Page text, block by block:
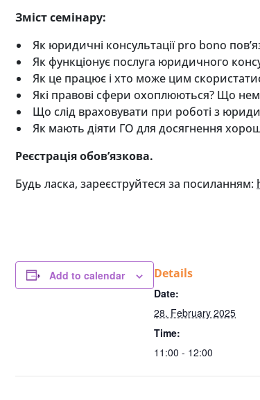
Зміст семінару:
Як юридичні консультації pro bono
Як функціонує послуга юридичного
Як це працює і хто може цим
Які правові сфери охоплюються? Що
Що слід враховувати при роботі з
Як мають діяти ГО для досягнення
Реєстрація обовʼязкова.
Будь ласка, зареєструйтеся за посиланням:
Add to calendar Details
Date:
28. February 2025
Time:
11:00 - 12:00